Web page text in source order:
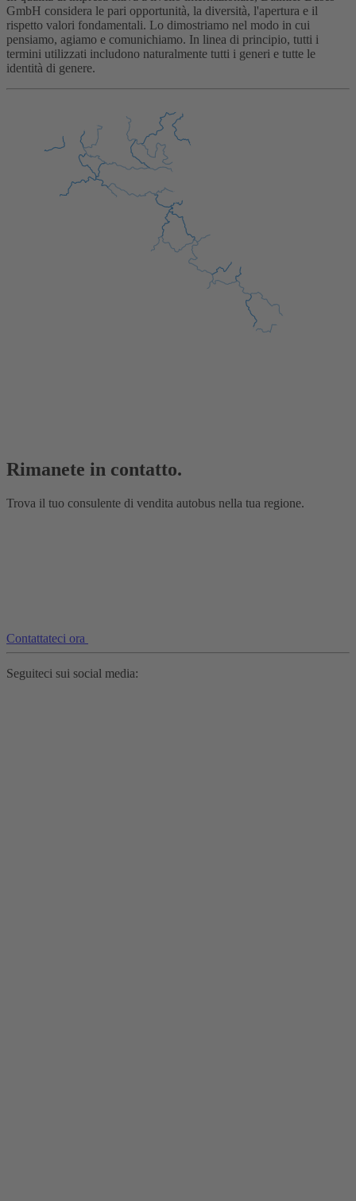
GmbH considera le pari opportunità, la diversità, l'apertura e il
rispetto valori fondamentali. Lo dimostriamo nel modo in cui
pensiamo, agiamo e comunichiamo. In linea di principio, tutti i
termini utilizzati includono naturalmente tutti i generi e tutte le
identità di genere.
Rimanete in contatto.
Trova il tuo consulente di vendita autobus nella tua regione.
Contattateci ora
Seguiteci sui social media: